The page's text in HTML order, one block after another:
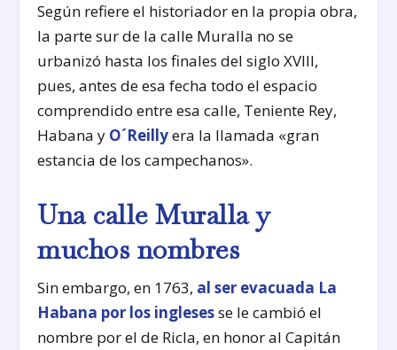
Según refiere el historiador en la propia obra,
la parte sur de la calle Muralla no se
urbanizó hasta los finales del siglo XVIII,
pues, antes de esa fecha todo el espacio
comprendido entre esa calle, Teniente Rey,
Habana y O´Reillyera la llamada «gran
estancia de los campechanos».
Una calle Muralla y
muchos nombres
Sin embargo, en 1763, al ser evacuada La
Habana por los inglesesse le cambió el
nombre por el de Ricla, en honor al Capitán